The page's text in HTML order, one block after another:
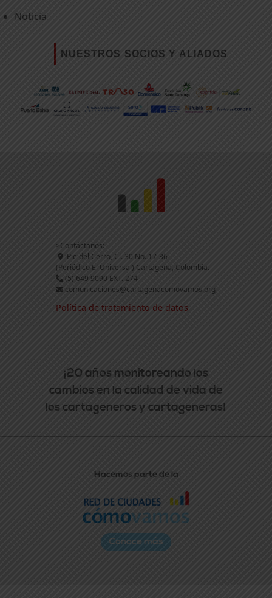
Noticia
NUESTROS SOCIOS Y ALIADOS
>Contáctanos:
Pie del Cerro, Cl. 30 No. 17-36
(Periódico El Universal) Cartagena, Colombia.
(5) 649 9090 EXT. 274
comunicaciones@cartagenacomovamos.org
Política de tratamiento de datos
¡20 años monitoreando los
cambios en la calidad de vida de
los cartageneros y cartageneras!
Hacemos parte de la
Conoce más